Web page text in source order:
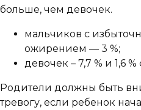
больше, чем девочек.
мальчиков с
ожирением — 3 %;
девочек – 7,7 % и 1,6 %
Родители должны быть
тревогу, если ребенок